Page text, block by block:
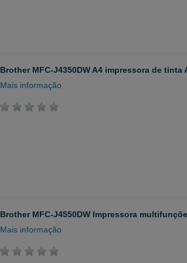
Brother MFC-J4350DW A4 impressora de
Mais informação
Brother MFC-J4550DW Impressora
Mais informação